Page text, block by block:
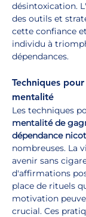
désintoxication.
des outils et
cette confiance
individu à
dépendances.
Techniques
mentalité
Les techniques
mentalité de
dépendance
nombreuses. La
avenir sans
d'affirmations
place de rituels
motivation
crucial. Ces